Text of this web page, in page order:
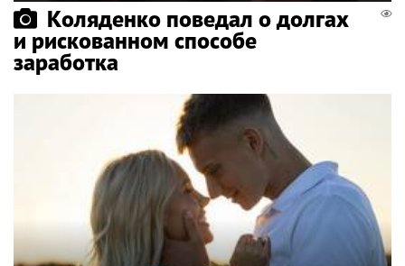
Коляденко поведал о долгах
и рискованном способе
заработка